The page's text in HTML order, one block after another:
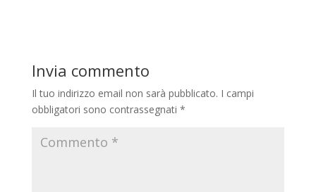
Invia commento
Il tuo indirizzo email non sarà pubblicato. I campi
obbligatori sono contrassegnati *